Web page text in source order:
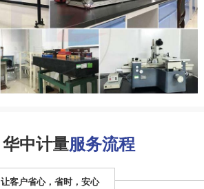
华中计量服务流程
让客户省心，省时，安心